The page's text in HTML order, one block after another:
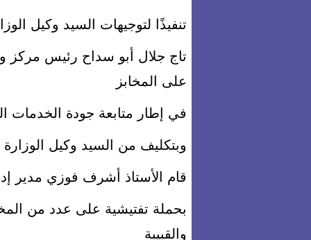
تنفيذًا لتوجيهات السيد وكيل
تاج جلال أبو سداح رئيس
على المخابز
في إطار متابعة جودة الخدمات
وبتكليف من السيد وكيل
قام الأستاذ أشرف فوزي مدير
بحملة تفتيشية على عدد من
والقبيبة